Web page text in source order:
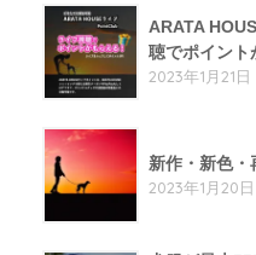
ARATA
聴でポイント
2023年1月21日
新作・新色・
2023年1月20日